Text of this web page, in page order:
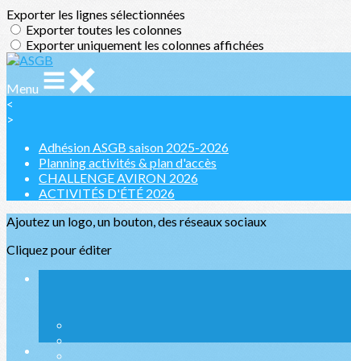
Exporter les lignes sélectionnées
Exporter toutes les colonnes
Exporter uniquement les colonnes affichées
Menu
<
>
Adhésion ASGB saison 2025-2026
Planning activités & plan d'accès
CHALLENGE AVIRON 2026
ACTIVITÉS D'ÉTÉ 2026
Ajoutez un logo, un bouton, des réseaux sociaux
Cliquez pour éditer